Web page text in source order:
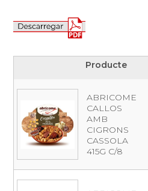
Producte
ABRICOME
CALLOS
AMB
CIGRONS
CASSOLA
415G C/8